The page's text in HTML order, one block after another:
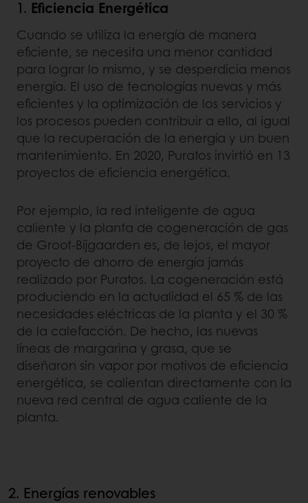
1. Eficiencia Energética
Cuando se utiliza la energía de manera
eficiente, se necesita una menor cantidad
para lograr lo mismo, y se desperdicia menos
energía. El uso de tecnologías nuevas y más
eficientes y la optimización de los servicios y
los procesos pueden contribuir a ello, al igual
que la recuperación de la energía y un buen
mantenimiento. En 2020, Puratos invirtió en 13
proyectos de eficiencia energética.
Por ejemplo, la red inteligente de agua
caliente y la planta de cogeneración de gas
de Groot-Bijgaarden es, de lejos, el mayor
proyecto de ahorro de energía jamás
realizado por Puratos. La cogeneración está
produciendo en la actualidad el 65 % de las
necesidades eléctricas de la planta y el 30 %
de la calefacción. De hecho, las nuevas
líneas de margarina y grasa, que se
diseñaron sin vapor por motivos de eficiencia
energética, se calientan directamente con la
nueva red central de agua caliente de la
planta.
2. Energías renovables